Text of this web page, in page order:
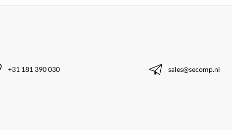
+31 181 390 030 sales@secomp.nl